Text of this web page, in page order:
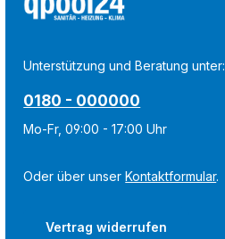
Unterstützung und Beratung unter:
0180 - 000000
Mo-Fr, 09:00 - 17:00 Uhr
Oder über unserKontaktformular.
Vertrag widerrufen